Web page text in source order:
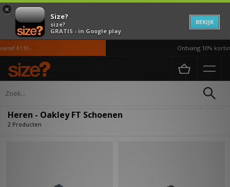
×
Size?
size?
GRATIS - in Google play
BEKIJK
€110,- Ontvang 10%
Home Heren
Heren - Oakley FT Schoenen
2 Producten